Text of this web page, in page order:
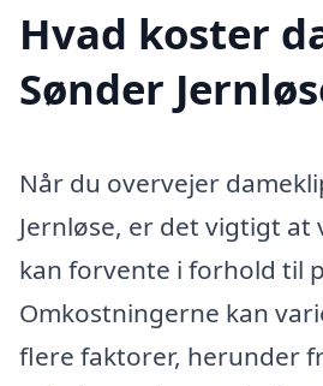
Hvad koster
Sønder
Når du overvejer
Jernløse, er det vigtigt at
kan forvente i forhold til
Omkostningerne kan
flere faktorer, herunder